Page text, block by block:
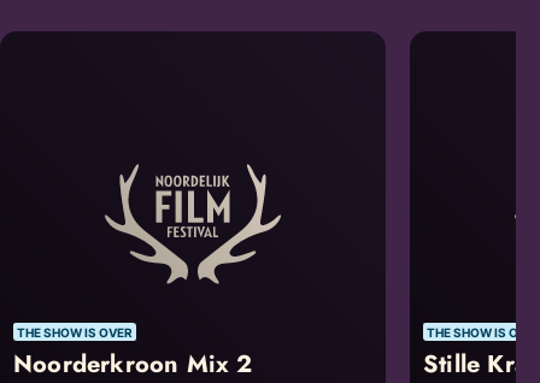
THE SHOW IS OVER
Noorderkroon Mix 2
THE SHOW IS
Stille